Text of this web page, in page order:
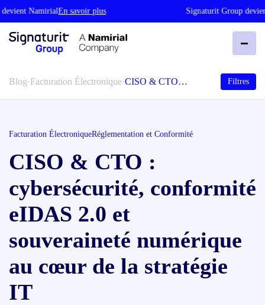
NamirialEn savoir plus Signaturit Group devient
Blog·Facturation Électronique·CISO & CTO… Filtres
Facturation ÉlectroniqueRéglementation et Conformité
CISO & CTO :
cybersécurité, conformité
eIDAS 2.0 et
souveraineté numérique
au cœur de la stratégie
IT